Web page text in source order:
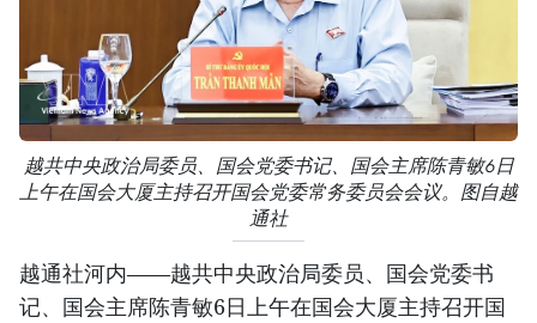
越共中央政治局委员、国会党委书记、国会主席陈青敏6日
上午在国会大厦主持召开国会党委常务委员会会议。图自越
通社
越通社河内——越共中央政治局委员、国会党委书
记、国会主席陈青敏6日上午在国会大厦主持召开国